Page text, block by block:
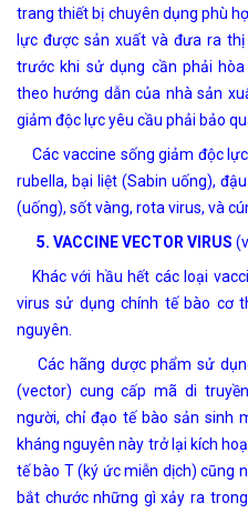
trang thiết bị chuyên dụng phù
lực được sản xuất và đưa ra
trước khi sử dụng cần phải
theo hướng dẫn của nhà sản
giảm độc lực yêu cầu phải bảo
Các vaccine sống giảm độc
rubella, bại liệt (Sabin uống),
(uống), sốt vàng, rota virus, và
5. VACCINE VECTOR VIRUS
Khác với hầu hết các loại
virus sử dụng chính tế bào cơ
nguyên.
Các hãng dược phẩm sử
(vector) cung cấp mã di
người, chỉ đạo tế bào sản sinh
kháng nguyên này trở lại kích
tế bào T (ký ức miễn dịch) cũng
bắt chước những gì xảy ra